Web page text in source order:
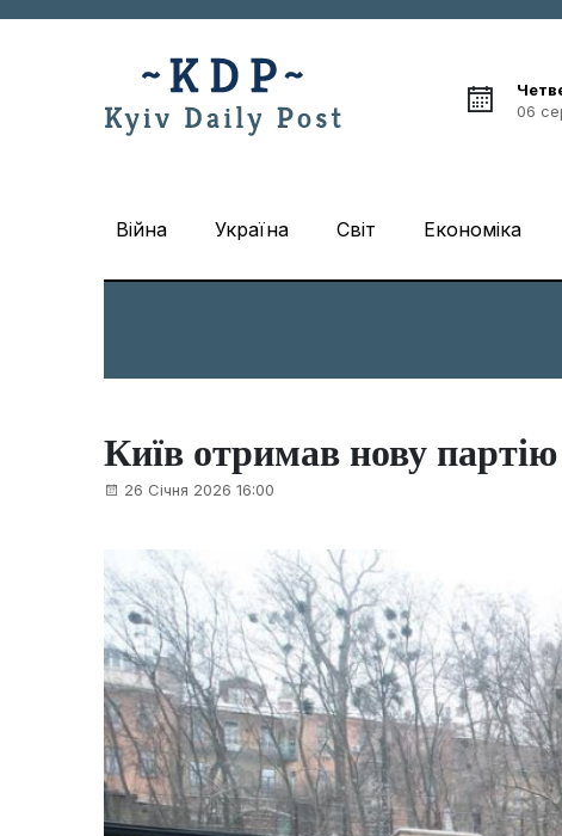
06
Війна Україна Світ Економіка
Київ отримав нову
26 Січня 2026 16:00